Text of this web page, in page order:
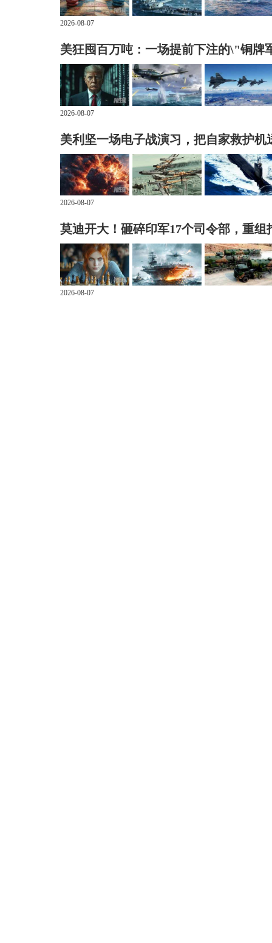
2026-08-07
美狂囤百万吨：一场提前下注的\"铜牌
2026-08-07
美利坚一场电子战演习，把自家救护机
2026-08-07
莫迪开大！砸碎印军17个司令部，重组
2026-08-07